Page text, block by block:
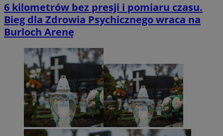
6 kilometrów bez presji i pomiaru czasu.
Bieg dla Zdrowia Psychicznego wraca na
Burloch Arenę